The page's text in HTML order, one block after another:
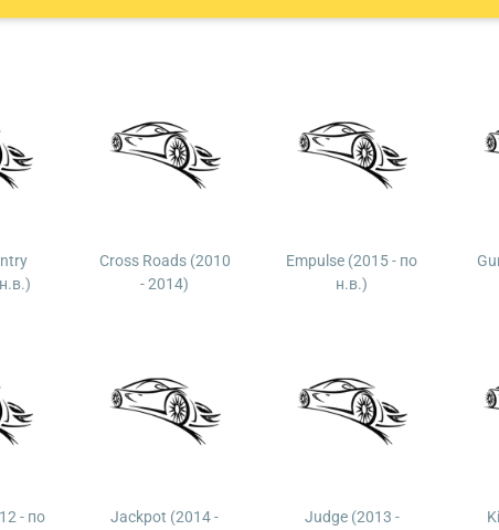
Cross Roads (2010
- 2014)
Empulse (2015 - по
н.в.)
- по
Jackpot (2014 -
Judge (2013 -